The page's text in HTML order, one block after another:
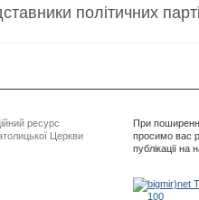
політичних
ресурс
Церкви
При
просимо вас
публікації на